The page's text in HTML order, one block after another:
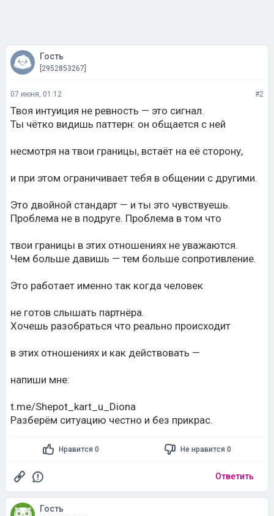
Гость
[2952853267]
07 июня, 01:12 #2
Твоя интуиция не ревность — это сигнал.
Ты чётко видишь паттерн: он общается с ней
несмотря на твои границы, встаёт на её сторону,
и при этом ограничивает тебя в общении с другими.
Это двойной стандарт — и ты это чувствуешь.
Проблема не в подруге. Проблема в том что
твои границы в этих отношениях не уважаются.
Чем больше давишь — тем больше сопротивление.
Это работает именно так когда человек
не готов слышать партнёра.
Хочешь разобраться что реально происходит
в этих отношениях и как действовать —
напиши мне:
t.me/Shepot_kart_u_Diona
Разберём ситуацию честно и без прикрас.
Нравится 0 Не нравится 0
Ответить
Гость